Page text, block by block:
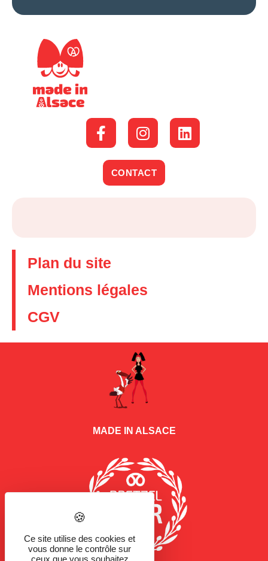
CONTACT
Plan du site
Mentions légales
CGV
MADE IN ALSACE
Ce site utilise des cookies et
vous donne le contrôle sur
ceux que vous souhaitez